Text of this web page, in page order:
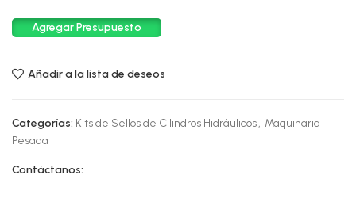
Agregar Presupuesto
Añadir a la lista de deseos
Categorías: Kits de Sellos de Cilindros Hidráulicos, Maquinaria
Pesada
Contáctanos: